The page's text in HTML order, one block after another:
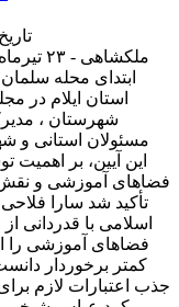
تاریخ